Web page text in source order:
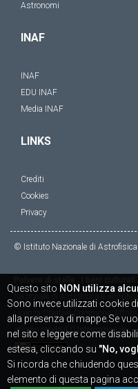
Astronomi
INAF
INAF
EDU INAF
Media INAF
LINKS
Crediti
Cookies
Privacy
© Istituto Nazionale di Astrofisica
Licenza
Creative Commons
stesso modo 4.0 Internazionale
Questo sito NON utilizza
Sono invece utilizzati cookie
alla presenza di mappe.Se
nel sito e leggere come
estesa, cliccando su "No,
Si ricorda che chiudendo
elemento di questa pagina